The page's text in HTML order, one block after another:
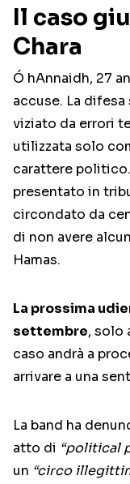
Il caso
Chara
Ó hAnnaidh, 27
accuse. La
viziato da errori
utilizzata solo
carattere
presentato in
circondato da
di non avere
Hamas.
La prossima
settembre, solo
caso andrà a
arrivare a una
La band ha
atto di “political
un “circo